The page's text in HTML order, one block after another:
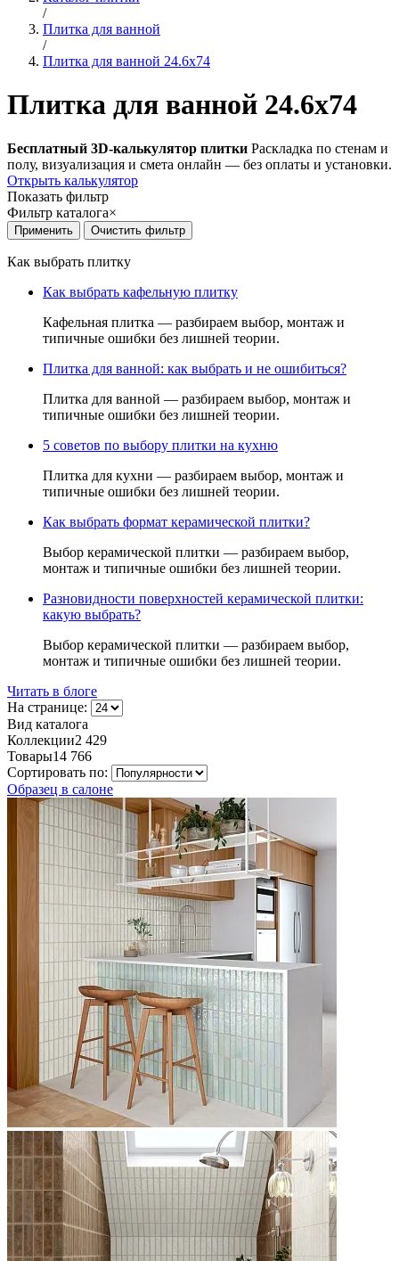
/
Плитка для ванной
/
Плитка для ванной 24.6x74
Плитка для ванной 24.6x74
Бесплатный 3D-калькулятор плитки Раскладка по стенам и
полу, визуализация и смета онлайн — без оплаты и установки.
Открыть калькулятор
Показать фильтр
Фильтр каталога×
Как выбрать плитку
Как выбрать кафельную плитку
Кафельная плитка — разбираем выбор, монтаж и
типичные ошибки без лишней теории.
Плитка для ванной: как выбрать и не ошибиться?
Плитка для ванной — разбираем выбор, монтаж и
типичные ошибки без лишней теории.
5 советов по выбору плитки на кухню
Плитка для кухни — разбираем выбор, монтаж и
типичные ошибки без лишней теории.
Как выбрать формат керамической плитки?
Выбор керамической плитки — разбираем выбор,
монтаж и типичные ошибки без лишней теории.
Разновидности поверхностей керамической плитки:
какую выбрать?
Выбор керамической плитки — разбираем выбор,
монтаж и типичные ошибки без лишней теории.
Читать в блоге
На странице:
Вид каталога
Коллекции2 429
Товары14 766
Сортировать по:
Образец в салоне